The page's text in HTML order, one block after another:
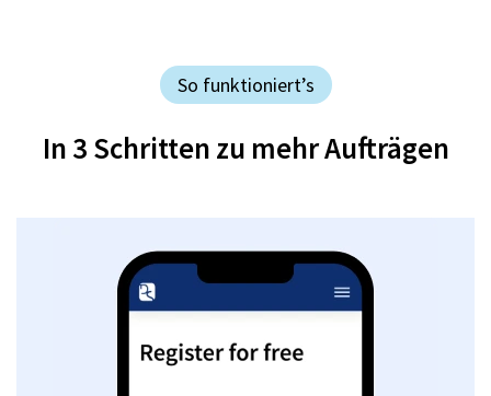
So funktioniert’s
In 3 Schritten zu mehr Aufträgen